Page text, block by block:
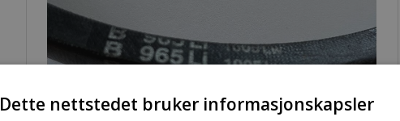
Dette nettstedet bruker informasjonskapsler